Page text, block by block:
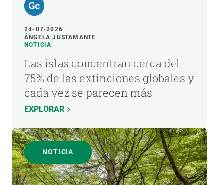
24-07-2026
ÁNGELA JUSTAMANTE
NOTICIA
Las islas concentran cerca del
75% de las extinciones globales y
cada vez se parecen más
EXPLORAR
NOTICIA